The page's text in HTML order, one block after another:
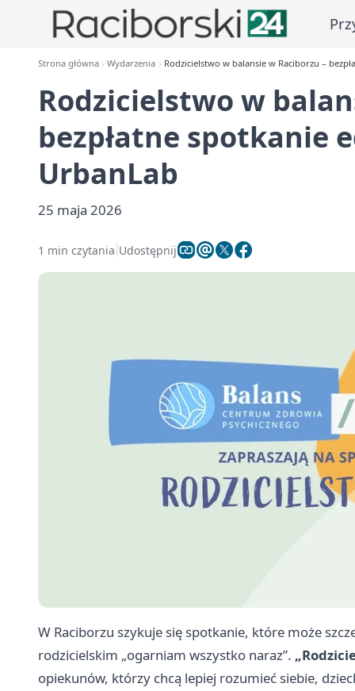
Strona główna Wydarzenia Rodzicielstwo w balansie w Raciborzu –
Rodzicielstwo w
bezpłatne spotkanie
UrbanLab
25 maja 2026
1 min czytania Udostępnij
W Raciborzu szykuje się spotkanie, które może
rodzicielskim „ogarniam wszystko naraz”.
opiekunów, którzy chcą lepiej rozumieć siebie,